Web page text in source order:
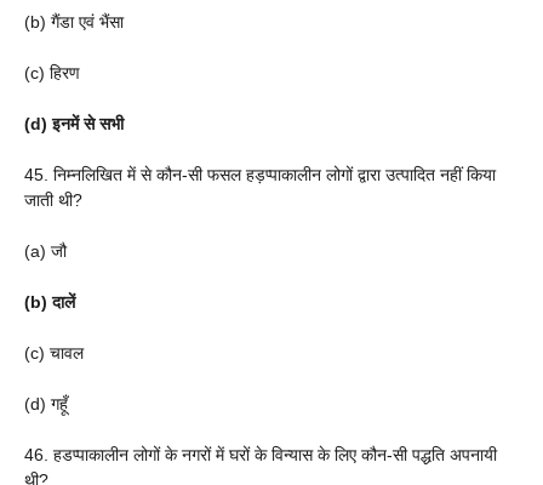
(b) गैंडा एवं भैंसा
(c) हिरण
(d) इनमें से सभी
45. निम्नलिखित में से कौन-सी फसल हड़प्पाकालीन लोगों द्वारा उत्पादित नहीं किया
जाती थी?
(a) जौ
(b) दालें
(c) चावल
(d) गहूँ
46. हडप्पाकालीन लोगों के नगरों में घरों के विन्यास के लिए कौन-सी पद्धति अपनायी
थी?